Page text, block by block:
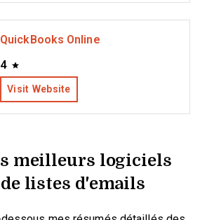
QuickBooks Online
4
Visit Website
meilleurs logiciels
listes d'emails